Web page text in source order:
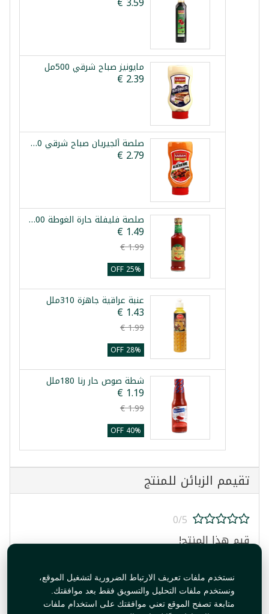
نستخدم ملفات تعريف الارتباط الضرورية لتشغيل الموقع،
ونستخدم ملفات التحليل والتسويق فقط بعد موافقتك.
متابعة تصفح الموقع تعني موافقتك على استخدام ملفات
مايونيز صباح شرقي 500مل
صلصة ألجيريان صباح شرقي 500مل
صلصة فليفلة حارة الغوطة 200مل
25% OFF
عنبة عراقية جاهزة 310ملل
28% OFF
شطة صوص حار رنا 180ملل
40% OFF
تقيمم الزبائن للمنتج
0/5
قيم هذا المنتج!